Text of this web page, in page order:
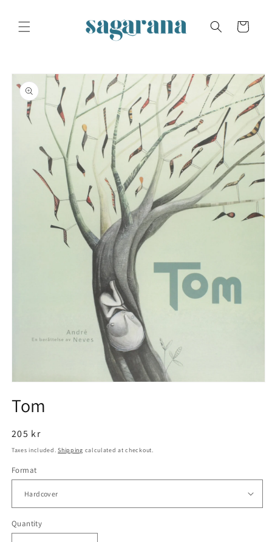
content
Cart
Skip to
product
information
1
in
Tom
Regular
price
205 kr
Taxes included.Shipping calculated at checkout.
Format
Quantity